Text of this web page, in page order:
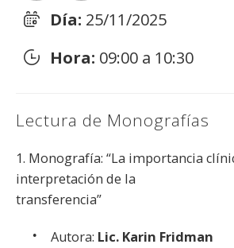
Día: 25/11/2025
Hora: 09:00 a 10:30
Lectura de Monografías
1. Monografía: “La importancia
interpretación de la
transferencia”
Autora: Lic. Karin Fridman